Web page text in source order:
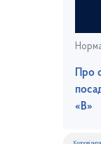
Про
посад
«В»